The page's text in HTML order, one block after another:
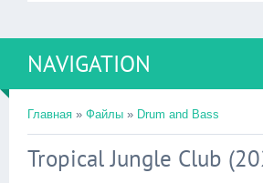
NAVIGATION
Главная » Файлы » Drum and Bass
Tropical Jungle Club